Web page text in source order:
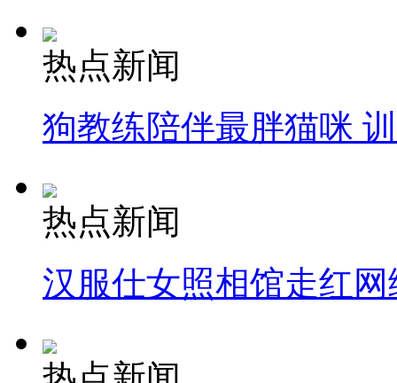
热点新闻
狗教练陪伴最胖猫咪
热点新闻
汉服仕女照相馆走红网